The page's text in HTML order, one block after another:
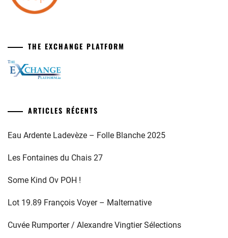
THE EXCHANGE PLATFORM
ARTICLES RÉCENTS
Eau Ardente Ladevèze – Folle Blanche 2025
Les Fontaines du Chais 27
Some Kind Ov POH !
Lot 19.89 François Voyer – Malternative
Cuvée Rumporter / Alexandre Vingtier Sélections